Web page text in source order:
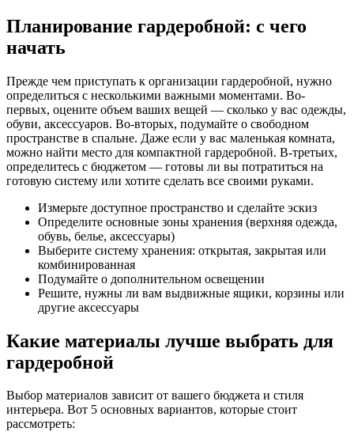
Планирование гардеробной: с чего
начать
Прежде чем приступать к организации гардеробной, нужно
определиться с несколькими важными моментами. Во-
первых, оцените объем ваших вещей — сколько у вас одежды,
обуви, аксессуаров. Во-вторых, подумайте о свободном
пространстве в спальне. Даже если у вас маленькая комната,
можно найти место для компактной гардеробной. В-третьих,
определитесь с бюджетом — готовы ли вы потратиться на
готовую систему или хотите сделать все своими руками.
Измерьте доступное пространство и сделайте эскиз
Определите основные зоны хранения (верхняя одежда,
обувь, белье, аксессуары)
Выберите систему хранения: открытая, закрытая или
комбинированная
Подумайте о дополнительном освещении
Решите, нужны ли вам выдвижные ящики, корзины или
другие аксессуары
Какие материалы лучше выбрать для
гардеробной
Выбор материалов зависит от вашего бюджета и стиля
интерьера. Вот 5 основных вариантов, которые стоит
рассмотреть: